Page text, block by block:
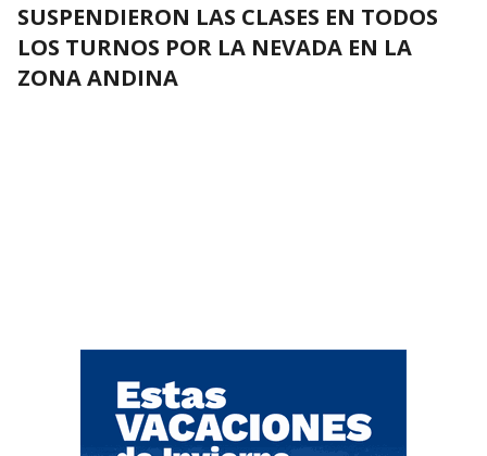
SUSPENDIERON LAS CLASES EN TODOS
LOS TURNOS POR LA NEVADA EN LA
ZONA ANDINA